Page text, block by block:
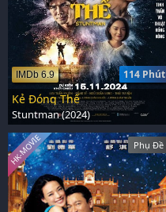
114 Phút
IMDb 6.9
Kẻ Đóng Thế
Stuntman (2024)
Phụ Đề
HK-MOVIE